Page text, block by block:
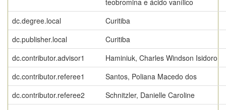
teobromina e ácido vanílico
dc.degree.local
Curitiba
dc.publisher.local
Curitiba
dc.contributor.advisor1
Haminiuk, Charles Windson Isidoro
dc.contributor.referee1
Santos, Poliana Macedo dos
dc.contributor.referee2
Schnitzler, Danielle Caroline